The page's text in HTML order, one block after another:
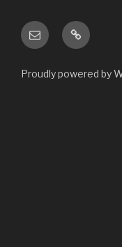
Proudly powered by